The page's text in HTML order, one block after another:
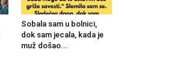
Sobala sam u bolnici,
dok sam jecala, kada je
muž došao...